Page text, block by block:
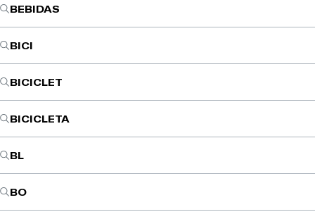
BEBIDAS
BICI
BICICLET
BICICLETA
BL
BO